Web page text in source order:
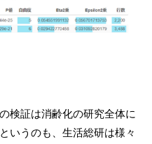
検証は消齢化の研究全体に
いうのも、生活総研は様々